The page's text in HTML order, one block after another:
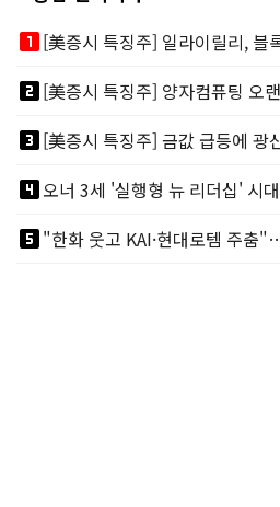
looks_one
looks_two
looks_3
looks_4오너 3세 '실행형 뉴 리더십' 시
looks_5"한화 웃고 KAI·현대로템 주춤